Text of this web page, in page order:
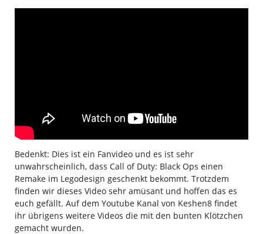
Bedenkt: Dies ist ein Fanvideo und es ist sehr
unwahrscheinlich, dass Call of Duty: Black Ops einen
Remake im Legodesign geschenkt bekommt. Trotzdem
finden wir dieses Video sehr amüsant und hoffen das es
euch gefällt. Auf dem Youtube Kanal von Keshen8 findet
ihr übrigens weitere Videos die mit den bunten Klötzchen
gemacht wurden.